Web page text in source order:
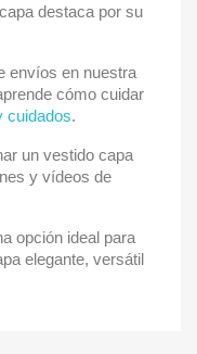
destaca por su
envíos en nuestra
cómo cuidar
cuidados.
un vestido capa
y vídeos de
opción ideal para
elegante, versátil